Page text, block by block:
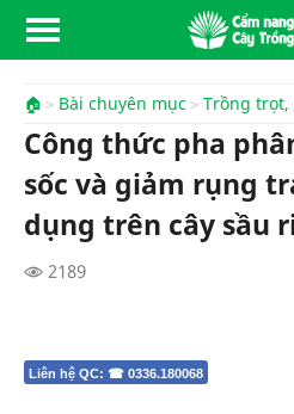
🏠 Bài chuyên mục Trồng trọt,
Công thức pha
sốc và giảm rụng
dụng trên cây sầu
2189
Liên hệ QC: ☎ 0336.180068